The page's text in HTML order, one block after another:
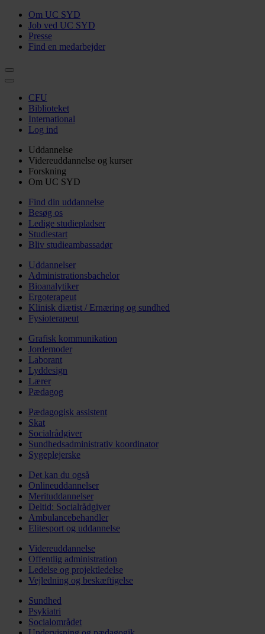
Om UC SYD
Job ved UC SYD
Presse
Find en medarbejder
CFU
Biblioteket
International
Log ind
Uddannelse
Videreuddannelse og kurser
Forskning
Om UC SYD
Find din uddannelse
Besøg os
Ledige studiepladser
Studiestart
Bliv studieambassadør
Uddannelser
Administrationsbachelor
Bioanalytiker
Ergoterapeut
Klinisk diætist / Ernæring og sundhed
Fysioterapeut
Grafisk kommunikation
Jordemoder
Laborant
Lyddesign
Lærer
Pædagog
Pædagogisk assistent
Skat
Socialrådgiver
Sundhedsadministrativ koordinator
Sygeplejerske
Det kan du også
Onlineuddannelser
Merituddannelser
Deltid: Socialrådgiver
Ambulancebehandler
Elitesport og uddannelse
Videreuddannelse
Offentlig administration
Ledelse og projektledelse
Vejledning og beskæftigelse
Sundhed
Psykiatri
Socialområdet